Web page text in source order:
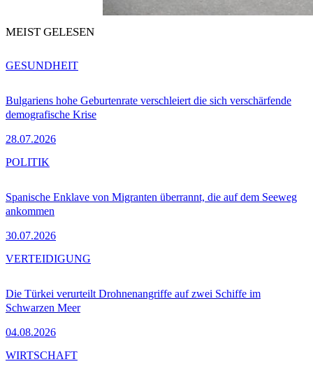
MEIST GELESEN
Bulgariens hohe Geburtenrate verschleiert die sich verschärfende
demografische Krise
28.07.2026
GESUNDHEIT
Spanische Enklave von Migranten überrannt, die auf dem Seeweg
ankommen
30.07.2026
POLITIK
Die Türkei verurteilt Drohnenangriffe auf zwei Schiffe im
Schwarzen Meer
04.08.2026
VERTEIDIGUNG
WIRTSCHAFT